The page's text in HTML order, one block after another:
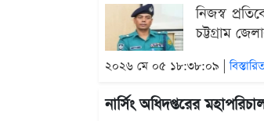
নিজস্ব
চট্টগ্রাম
২০২৬ মে ০৫ ১৮:৩৮:০৯ |
নার্সিং অধিদপ্তরের